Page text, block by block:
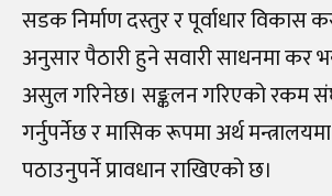
सडक निर्माण दस्तुर र पूर्वाधार विकास
अनुसार पैठारी हुने सवारी साधनमा कर
असुल गरिनेछ। सङ्कलन गरिएको रकम
गर्नुपर्नेछ र मासिक रूपमा अर्थ
पठाउनुपर्ने प्रावधान राखिएको छ।